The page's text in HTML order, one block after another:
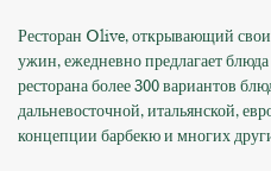
Ресторан Olive, открывающий свои
ужин, ежедневно предлагает
ресторана более 300 вариантов
дальневосточной, итальянской,
концепции барбекю и многих